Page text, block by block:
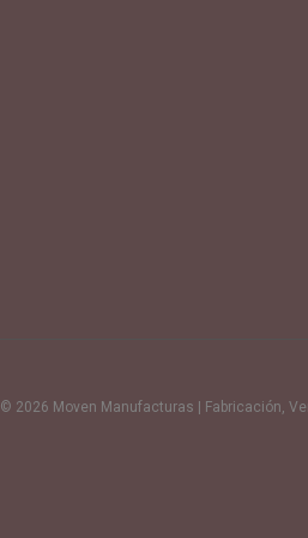
© 2026 Moven Manufacturas | Fabricación,